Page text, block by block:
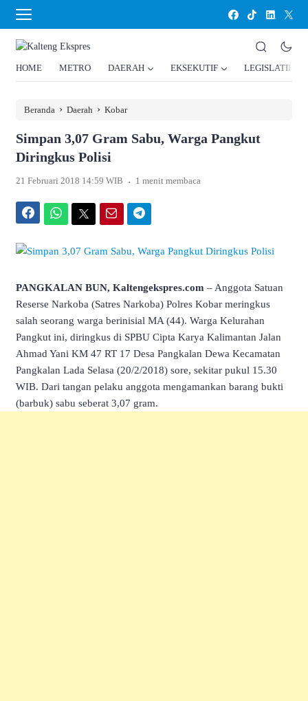
HOME METRO DAERAH EKSEKUTIF LEGISLATIF
Beranda › Daerah › Kobar
Simpan 3,07 Gram Sabu, Warga Pangkut
Diringkus Polisi
21 Februari 2018 14:59 WIB . 1 menit membaca
PANGKALAN BUN, Kaltengekspres.com – Anggota Satuan
Reserse Narkoba (Satres Narkoba) Polres Kobar meringkus
salah seorang warga berinisial MA (44). Warga Kelurahan
Pangkut ini, diringkus di SPBU Cipta Karya Kalimantan Jalan
Ahmad Yani KM 47 RT 17 Desa Pangkalan Dewa Kecamatan
Pangkalan Lada Selasa (20/2/2018) sore, sekitar pukul 15.30
WIB. Dari tangan pelaku anggota mengamankan barang bukti
(barbuk) sabu seberat 3,07 gram.